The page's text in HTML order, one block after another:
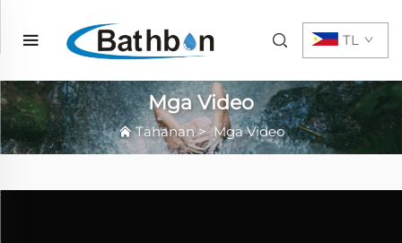
TL
Mga Video
Tahanan>Mga Video